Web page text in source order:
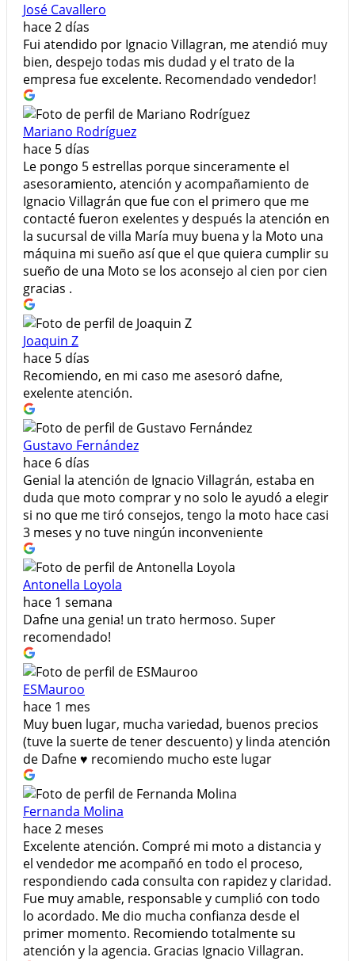
José Cavallero
hace 2 días
Fui atendido por Ignacio Villagran, me atendió muy
bien, despejo todas mis dudad y el trato de la
empresa fue excelente. Recomendado vendedor!
Mariano Rodríguez
hace 5 días
Le pongo 5 estrellas porque sinceramente el
asesoramiento, atención y acompañamiento de
Ignacio Villagrán que fue con el primero que me
contacté fueron exelentes y después la atención en
la sucursal de villa María muy buena y la Moto una
máquina mi sueño así que el que quiera cumplir su
sueño de una Moto se los aconsejo al cien por cien
gracias .
Joaquin Z
hace 5 días
Recomiendo, en mi caso me asesoró dafne,
exelente atención.
Gustavo Fernández
hace 6 días
Genial la atención de Ignacio Villagrán, estaba en
duda que moto comprar y no solo le ayudó a elegir
si no que me tiró consejos, tengo la moto hace casi
3 meses y no tuve ningún inconveniente
Antonella Loyola
hace 1 semana
Dafne una genia! un trato hermoso. Super
recomendado!
ESMauroo
hace 1 mes
Muy buen lugar, mucha variedad, buenos precios
(tuve la suerte de tener descuento) y linda atención
de Dafne ♥️ recomiendo mucho este lugar
Fernanda Molina
hace 2 meses
Excelente atención. Compré mi moto a distancia y
el vendedor me acompañó en todo el proceso,
respondiendo cada consulta con rapidez y claridad.
Fue muy amable, responsable y cumplió con todo
lo acordado. Me dio mucha confianza desde el
primer momento. Recomiendo totalmente su
atención y la agencia. Gracias Ignacio Villagran.